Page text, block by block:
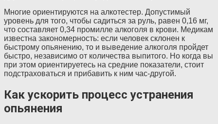
Многие ориентируются на алкотестер. Допустимый
уровень для того, чтобы садиться за руль, равен 0,16 мг,
что составляет 0,34 промилле алкоголя в крови. Медикам
известна закономерность: если человек склонен к
быстрому опьянению, то и выведение алкоголя пройдет
быстро, независимо от количества выпитого. Но когда вы
при этом ориентируетесь на средние показатели, стоит
подстраховаться и прибавить к ним час-другой.
Как ускорить процесс устранения
опьянения